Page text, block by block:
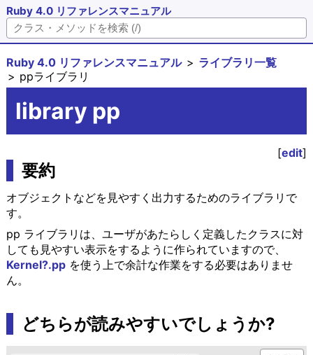
Ruby 4.0 リファレンスマニュアル
Ruby 4.0 リファレンスマニュアル
ライブラリ一覧
ppライブラリ
library pp
[edit]
要約
オブジェクトなどを見やすく出力するためのライブラリで
す。
pp ライブラリは、ユーザがあたらしく定義したクラスに対
しても見やすい表示をするように作られていますので、
Kernel?.ppを使う上で余計な作業をする必要はありませ
ん。
どちらが読みやすいでしょうか?